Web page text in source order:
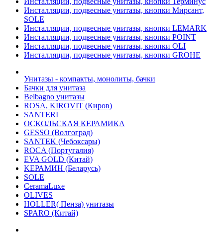
Инсталляции, подвесные унитазы, кнопки Мирсант,
SOLE
Инсталляции, подвесные унитазы, кнопки LEMARK
Инсталляции, подвесные унитазы, кнопки POINT
Инсталляции, подвесные унитазы, кнопки OLI
Инсталляции, подвесные унитазы, кнопки GROHE
Унитазы - компакты, монолиты, бачки
Бачки для унитаза
Belbagno унитазы
ROSA, KIROVIT (Киров)
SANTERI
ОСКОЛЬСКАЯ КЕРАМИКА
GESSO (Волгоград)
SANTEK (Чебоксары)
ROCA (Португалия)
EVA GOLD (Китай)
KЕРАМИН (Беларусь)
SOLE
CeramaLuxe
OLIVES
HOLLER( Пенза) унитазы
SPARO (Китай)